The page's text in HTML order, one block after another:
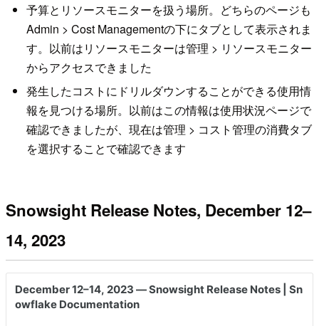
予算とリソースモニターを扱う場所。どちらのページも
Admin > Cost Managementの下にタブとして表示されま
す。以前はリソースモニターは管理 > リソースモニター
からアクセスできました
発生したコストにドリルダウンすることができる使用情
報を見つける場所。以前はこの情報は使用状況ページで
確認できましたが、現在は管理 > コスト管理の消費タブ
を選択することで確認できます
Snowsight Release Notes, December 12–
14, 2023